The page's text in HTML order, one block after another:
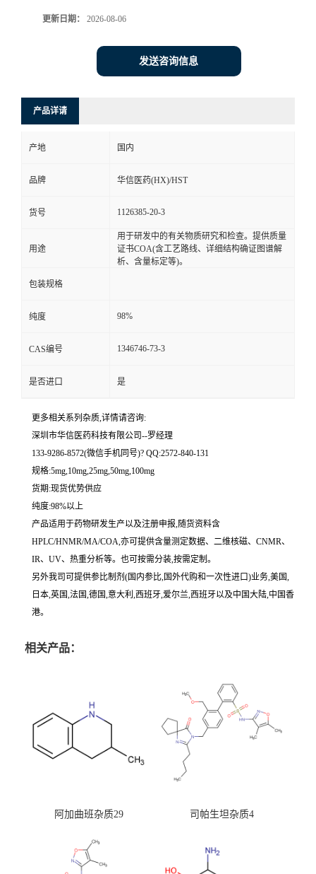
方
更新日期： 2026-08-06
发送咨询信息
产品详请
产地 国内
品牌 华信医药(HX)/HST
货号 1126385-20-3
用途
用于研发中的有关物质研究和检查。提供质量
证书COA(含工艺路线、详细结构确证图谱解
析、含量标定等)。
包装规格
纯度 98%
CAS编号 1346746-73-3
是否进口 是
更多相关系列杂质,详情请咨询:
深圳市华信医药科技有限公司--罗经理
133-9286-8572(微信手机同号)? QQ:2572-840-131
规格:5mg,10mg,25mg,50mg,100mg
货期:现货优势供应
纯度:98%以上
产品适用于药物研发生产以及注册申报,随货资料含
HPLC/HNMR/MA/COA,亦可提供含量测定数据、二维核磁、CNMR、
IR、UV、热重分析等。也可按需分装,按需定制。
另外我司可提供参比制剂(国内参比,国外代购和一次性进口)业务,美国,
日本,英国,法国,德国,意大利,西班牙,爱尔兰,西班牙以及中国大陆,中国香
港。
相关产品：
阿加曲班杂质29 司帕生坦杂质4